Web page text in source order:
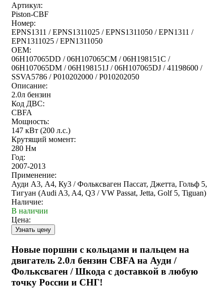
Артикул:
Piston-CBF
Номер:
EPNS1311 / EPNS1311025 / EPNS1311050 / EPN1311 /
EPN1311025 / EPN1311050
OEM:
06H107065DD / 06H107065CM / 06H198151C /
06H107065DM / 06H198151J / 06H107065DJ / 41198600 /
SSVA5786 / P010202000 / P010202050
Описание:
2.0л бензин
Код ДВС:
CBFA
Мощность:
147 кВт (200 л.с.)
Крутящий момент:
280 Нм
Год:
2007-2013
Применение:
Ауди А3, А4, Ку3 / Фольксваген Пассат, Джетта, Гольф 5,
Тигуан (Audi A3, A4, Q3 / VW Passat, Jetta, Golf 5, Tiguan)
Наличие:
В наличии
Цена:
Новые поршни с кольцами и пальцем на
двигатель 2.0л бензин CBFA на Ауди /
Фольксваген / Шкода с доставкой в любую
точку России и СНГ!